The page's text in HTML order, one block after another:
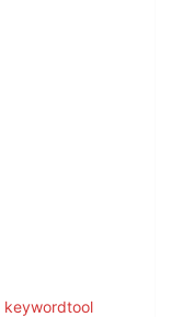
keywordtool